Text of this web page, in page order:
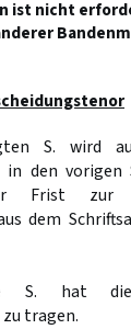
ist nicht
S. wird
in den vorigen
Frist zur
dem
S. hat
tragen.